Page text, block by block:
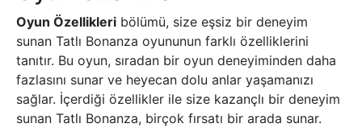
Oyun Özellikleri bölümü, size eşsiz bir deneyim
sunan Tatlı Bonanza oyununun farklı özelliklerini
tanıtır. Bu oyun, sıradan bir oyun deneyiminden daha
fazlasını sunar ve heyecan dolu anlar yaşamanızı
sağlar. İçerdiği özellikler ile size kazançlı bir deneyim
sunan Tatlı Bonanza, birçok fırsatı bir arada sunar.